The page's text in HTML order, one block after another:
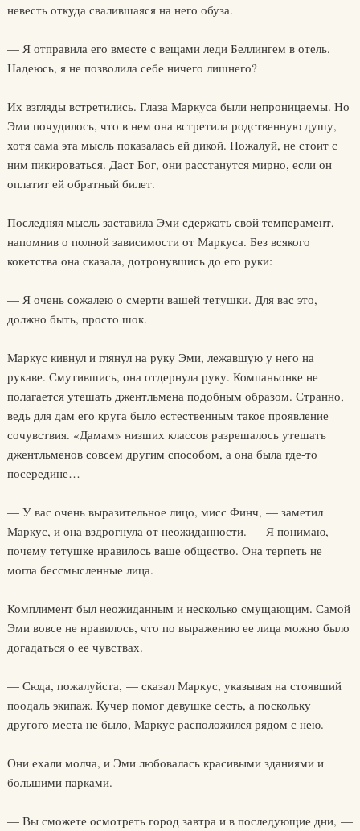
невесть откуда свалившаяся на него обуза.
— Я отправила его вместе с вещами леди Беллингем в отель.
Надеюсь, я не позволила себе ничего лишнего?
Их взгляды встретились. Глаза Маркуса были непроницаемы. Но
Эми почудилось, что в нем она встретила родственную душу,
хотя сама эта мысль показалась ей дикой. Пожалуй, не стоит с
ним пикироваться. Даст Бог, они расстанутся мирно, если он
оплатит ей обратный билет.
Последняя мысль заставила Эми сдержать свой темперамент,
напомнив о полной зависимости от Маркуса. Без всякого
кокетства она сказала, дотронувшись до его руки:
— Я очень сожалею о смерти вашей тетушки. Для вас это,
должно быть, просто шок.
Маркус кивнул и глянул на руку Эми, лежавшую у него на
рукаве. Смутившись, она отдернула руку. Компаньонке не
полагается утешать джентльмена подобным образом. Странно,
ведь для дам его круга было естественным такое проявление
сочувствия. «Дамам» низших классов разрешалось утешать
джентльменов совсем другим способом, а она была где-то
посередине…
— У вас очень выразительное лицо, мисс Финч, — заметил
Маркус, и она вздрогнула от неожиданности. — Я понимаю,
почему тетушке нравилось ваше общество. Она терпеть не
могла бессмысленные лица.
Комплимент был неожиданным и несколько смущающим. Самой
Эми вовсе не нравилось, что по выражению ее лица можно было
догадаться о ее чувствах.
— Сюда, пожалуйста, — сказал Маркус, указывая на стоявший
поодаль экипаж. Кучер помог девушке сесть, а поскольку
другого места не было, Маркус расположился рядом с нею.
Они ехали молча, и Эми любовалась красивыми зданиями и
большими парками.
— Вы сможете осмотреть город завтра и в последующие дни, —